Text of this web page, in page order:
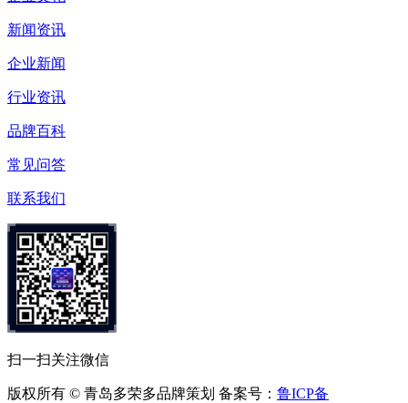
新闻资讯
企业新闻
行业资讯
品牌百科
常见问答
联系我们
扫一扫关注微信
版权所有 © 青岛多荣多品牌策划 备案号： 鲁ICP备